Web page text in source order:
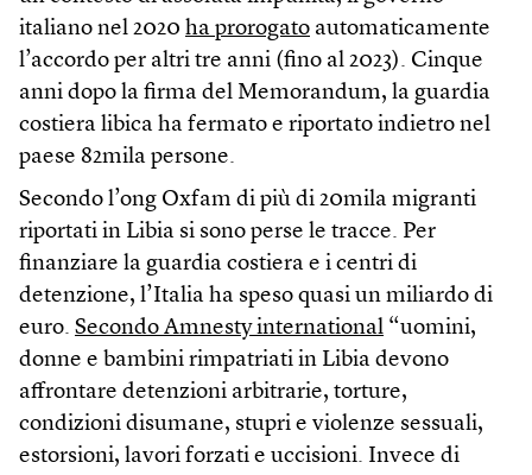
italiano nel 2020 ha prorogato automaticamente
l’accordo per altri tre anni (fino al 2023). Cinque
anni dopo la firma del Memorandum, la guardia
costiera libica ha fermato e riportato indietro nel
paese 82mila persone.
Secondo l’ong Oxfam di più di 20mila migranti
riportati in Libia si sono perse le tracce. Per
finanziare la guardia costiera e i centri di
detenzione, l’Italia ha speso quasi un miliardo di
euro. Secondo Amnesty international “uomini,
donne e bambini rimpatriati in Libia devono
affrontare detenzioni arbitrarie, torture,
condizioni disumane, stupri e violenze sessuali,
estorsioni, lavori forzati e uccisioni. Invece di